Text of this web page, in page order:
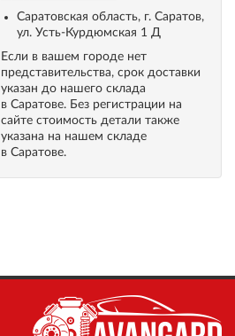
Саратовская область, г. Саратов,
ул. Усть-Курдюмская 1 Д
Если в вашем городе нет
представительства, срок доставки
указан до нашего склада
в Саратове. Без регистрации на
сайте стоимость детали также
указана на нашем складе
в Саратове.